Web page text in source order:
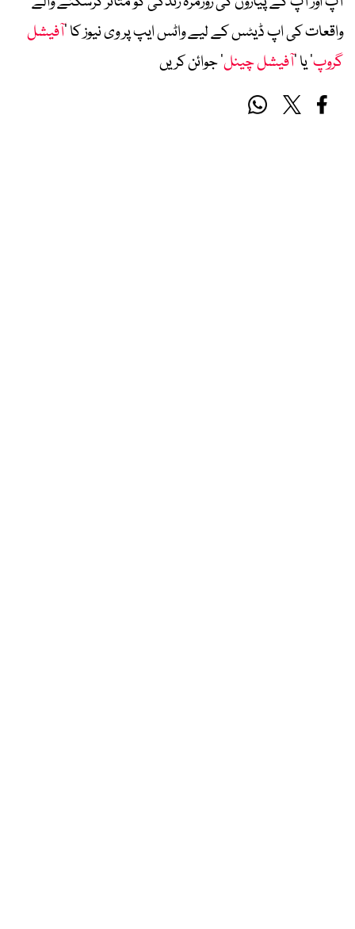
واقعات کی اپ ڈیٹس کے لیے واٹس ایپ پر وی نیوز کا ’آفیشل
گروپ‘ یا ’آفیشل چینل‘ جوائن کریں